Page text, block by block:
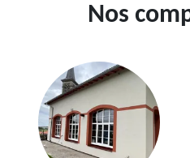
Nos